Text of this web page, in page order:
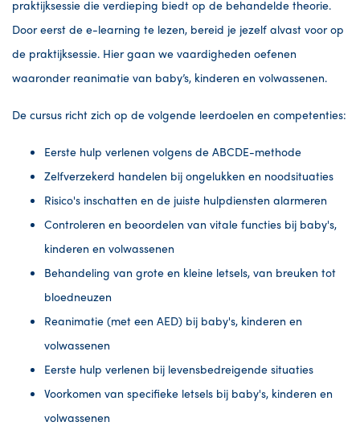
praktijksessie die verdieping biedt op de behandelde theorie.
Door eerst de e-learning te lezen, bereid je jezelf alvast voor op
de praktijksessie. Hier gaan we vaardigheden oefenen
waaronder reanimatie van baby’s, kinderen en volwassenen.
De cursus richt zich op de volgende leerdoelen en competenties:
Eerste hulp verlenen volgens de ABCDE-methode
Zelfverzekerd handelen bij ongelukken en noodsituaties
Risico's inschatten en de juiste hulpdiensten alarmeren
Controleren en beoordelen van vitale functies bij baby's,
kinderen en volwassenen
Behandeling van grote en kleine letsels, van breuken tot
bloedneuzen
Reanimatie (met een AED) bij baby's, kinderen en
volwassenen
Eerste hulp verlenen bij levensbedreigende situaties
Voorkomen van specifieke letsels bij baby's, kinderen en
volwassenen